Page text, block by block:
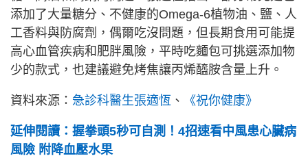
添加了大量糖分、不健康的Omega-6植物油、鹽、人
工香料與防腐劑，偶爾吃沒問題，但長期食用可能提
高心血管疾病和肥胖風險，平時吃麵包可挑選添加物
少的款式，也建議避免烤焦讓丙烯醯胺含量上升。
資料來源： 急診科醫生張適恆 、 《祝你健康》
延伸閱讀：握拳頭5秒可自測！4招速看中風患心臟病
風險 附降血壓水果